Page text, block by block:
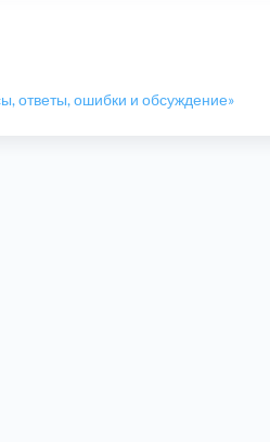
ответы, ошибки и обсуждение»